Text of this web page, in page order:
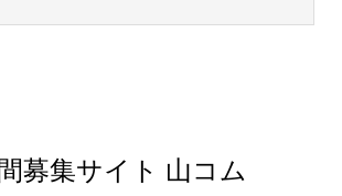
募集サイト 山コム